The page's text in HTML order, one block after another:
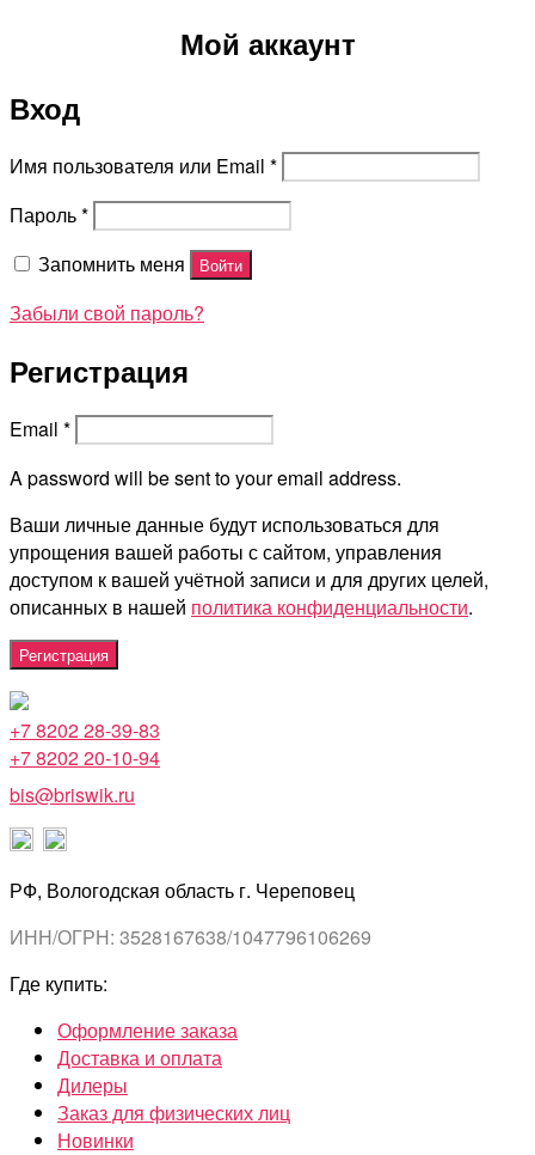
Мой аккаунт
Вход
Имя пользователя или Email *
Пароль*
Запомнить меня
Войти
Забыли свой пароль?
Регистрация
Email *
A password will be sent to your email address.
Ваши личные данные будут использоваться для
упрощения вашей работы с сайтом, управления
доступом к вашей учётной записи и для других целей,
описанных в нашей политика конфиденциальности.
Регистрация
+7 8202 28-39-83
+7 8202 20-10-94
bis@briswik.ru
РФ, Вологодская область г. Череповец
ИНН/ОГРН: 3528167638/1047796106269
Где купить:
Оформление заказа
Доставка и оплата
Дилеры
Заказ для физических лиц
Новинки